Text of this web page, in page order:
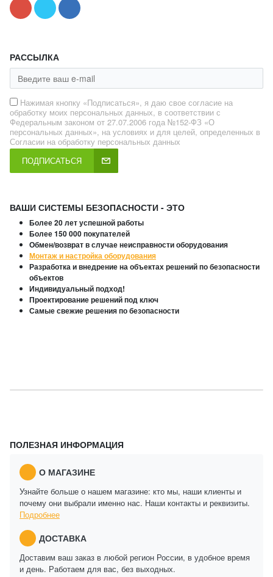
РАССЫЛКА
Нажимая кнопку «Подписаться», я даю свое согласие на
обработку моих персональных данных, в соответствии с
Федеральным законом от 27.07.2006 года №152-ФЗ «О
персональных данных», на условиях и для целей, определенных в
Согласии на обработку персональных данных
ПОДПИСАТЬСЯ
ВАШИ СИСТЕМЫ БЕЗОПАСНОСТИ - ЭТО
Более 20 лет успешной работы
Более 150 000 покупателей
Обмен/возврат в случае неисправности оборудования
Монтаж и настройка оборудования
Разработка и внедрение на объектах решений по безопасности
объектов
Индивидуальный подход!
Проектирование решений под ключ
Самые свежие решения по безопасности
ПОЛЕЗНАЯ ИНФОРМАЦИЯ
О МАГАЗИНЕ
Узнайте больше о нашем магазине: кто мы, наши клиенты и
почему они выбрали именно нас. Наши контакты и реквизиты.
Подробнее
ДОСТАВКА
Доставим ваш заказ в любой регион России, в удобное время
и день. Работаем для вас, без выходных.